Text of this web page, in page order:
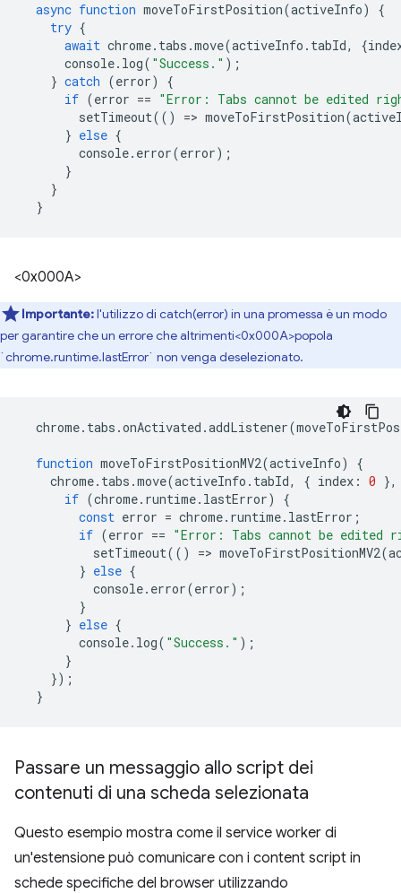
async function moveToFirstPosition(activeInfo)
{
try {
await chrome. tabs .move(activeInfo . tabId, {
console. log( "Success." );
} catch (error)
{
if (error == "Error: Tabs cannot be edited
setTimeout(() => moveToFirstPosition(
} else {
console. error(error);
}
}
}
<0x000A>
Importante:l'utilizzo di catch(error) in una promessa è un modo
per garantire che un errore che altrimenti<0x000A>popola
`chrome.runtime.lastError` non venga deselezionato.
chrome. tabs .onActivated .addListener(
function moveToFirstPositionMV2(activeInfo)
{
chrome. tabs .move(activeInfo . tabId, { index : 0 },
if (chrome. runtime. lastError)
{
const error = chrome. runtime. lastError ;
if (error == "Error: Tabs cannot be edited
setTimeout(() => moveToFirstPositionMV2(
} else {
console. error(error);
}
} else {
console. log( "Success." );
}
});
}
Passare un messaggio allo script dei
contenuti di una scheda selezionata
Questo esempio mostra come il service worker di
un'estensione può comunicare con i content script in
schede specifiche del browser utilizzando